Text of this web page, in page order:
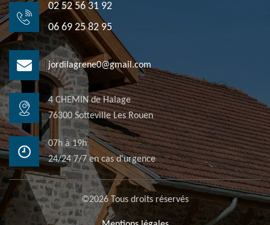
02 52 56 31 92
06 69 25 82 95
jordilagrene0@gmail.com
4 CHEMIN de Halage
76300 Sotteville Les Rouen
07h à 19h
24/24 7/7 en cas d'urgence
©2026 Tous droits réservés